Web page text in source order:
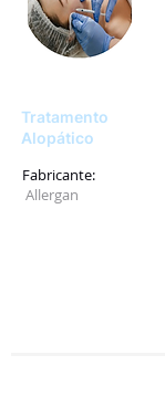
Tratamento
Alopático
Fabricante:
Allergan